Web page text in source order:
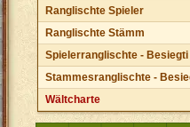
Ranglischte Spieler
Ranglischte Stämm
Spielerranglischte - Besiegti
Stammesranglischte -
Wältcharte